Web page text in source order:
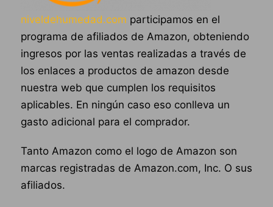
niveldehumedad.com participamos en el
programa de afiliados de Amazon, obteniendo
ingresos por las ventas realizadas a través de
los enlaces a productos de amazon desde
nuestra web que cumplen los requisitos
aplicables. En ningún caso eso conlleva un
gasto adicional para el comprador.
Tanto Amazon como el logo de Amazon son
marcas registradas de Amazon.com, Inc. O sus
afiliados.